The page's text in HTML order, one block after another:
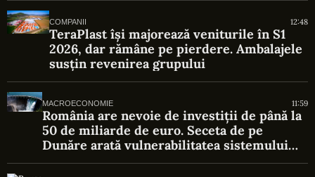
COMPANII 12:48
TeraPlast își majorează veniturile în S1
2026, dar rămâne pe pierdere. Ambalajele
susțin revenirea grupului
MACROECONOMIE 11:59
România are nevoie de investiții de până la
50 de miliarde de euro. Seceta de pe
Dunăre arată vulnerabilitatea sistemului
energetic